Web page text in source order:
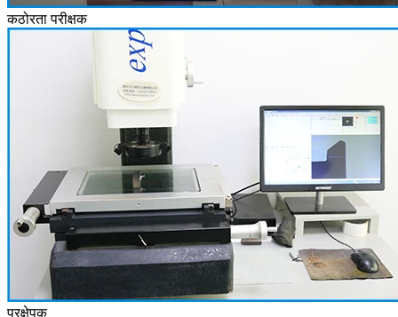
कठोरता परीक्षक
प्रक्षेपक